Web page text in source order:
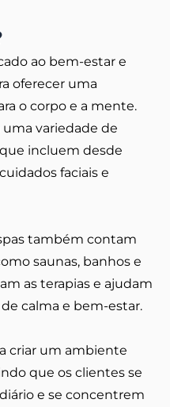
ao bem-estar e
oferecer uma
o corpo e a mente.
uma variedade de
incluem desde
faciais e
também contam
saunas, banhos e
as terapias e ajudam
calma e bem-estar.
criar um ambiente
que os clientes se
e se concentrem